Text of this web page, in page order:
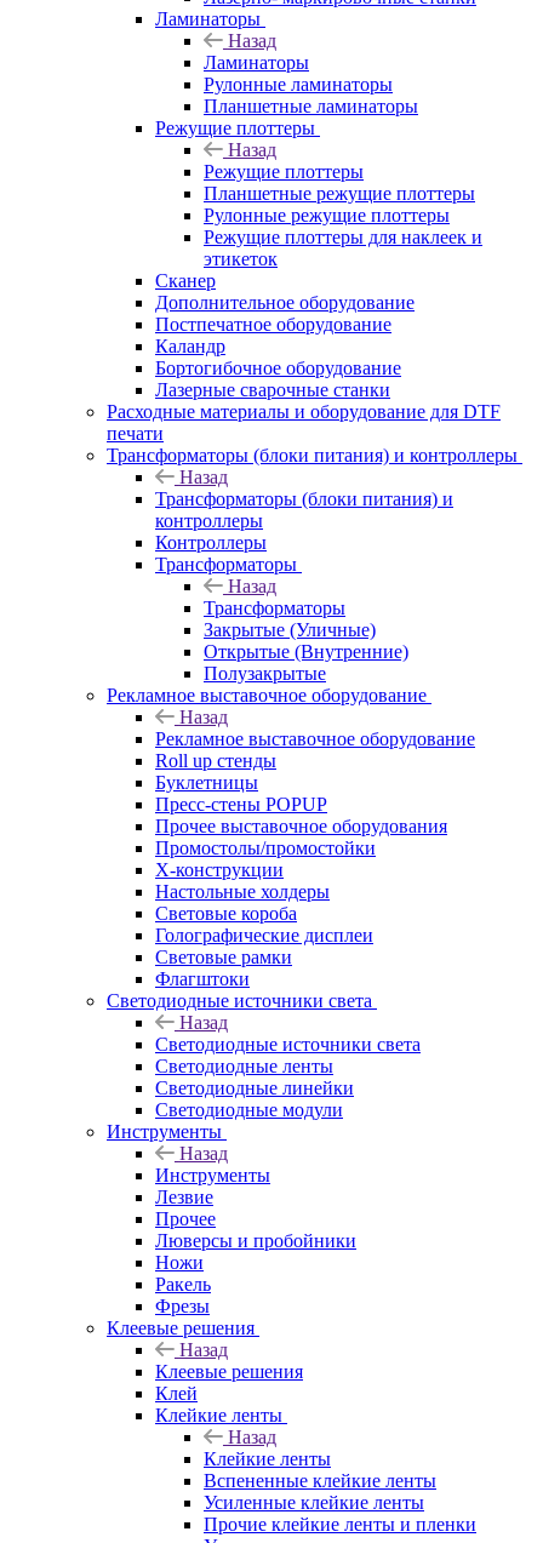
Ламинаторы
Назад
Ламинаторы
Рулонные ламинаторы
Планшетные ламинаторы
Режущие плоттеры
Назад
Режущие плоттеры
Планшетные режущие плоттеры
Рулонные режущие плоттеры
Режущие плоттеры для наклеек и
этикеток
Сканер
Дополнительное оборудование
Постпечатное оборудование
Каландр
Бортогибочное оборудование
Лазерные сварочные станки
Расходные материалы и оборудование для DTF
печати
Трансформаторы (блоки питания) и контроллеры
Назад
Трансформаторы (блоки питания) и
контроллеры
Контроллеры
Трансформаторы
Назад
Трансформаторы
Закрытые (Уличные)
Открытые (Внутренние)
Полузакрытые
Рекламное выставочное оборудование
Назад
Рекламное выставочное оборудование
Roll up стенды
Буклетницы
Пресс-стены POPUP
Прочее выставочное оборудования
Промостолы/промостойки
Х-конструкции
Настольные холдеры
Световые короба
Голографические дисплеи
Световые рамки
Флагштоки
Светодиодные источники света
Назад
Светодиодные источники света
Светодиодные ленты
Светодиодные линейки
Светодиодные модули
Инструменты
Назад
Инструменты
Лезвие
Прочее
Люверсы и пробойники
Ножи
Ракель
Фрезы
Клеевые решения
Назад
Клеевые решения
Клей
Клейкие ленты
Назад
Клейкие ленты
Вспененные клейкие ленты
Усиленные клейкие ленты
Прочие клейкие ленты и пленки